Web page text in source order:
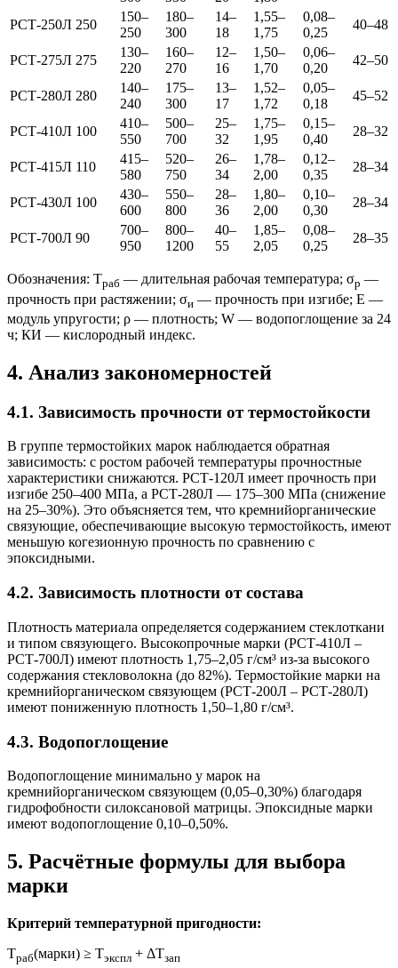
РСТ-250Л 250
150–
250
180–
300
14–
18
1,55–
1,75
0,08–
0,25
40–48
РСТ-275Л 275
130–
220
160–
270
12–
16
1,50–
1,70
0,06–
0,20
42–50
РСТ-280Л 280
140–
240
175–
300
13–
17
1,52–
1,72
0,05–
0,18
45–52
РСТ-410Л 100
410–
550
500–
700
25–
32
1,75–
1,95
0,15–
0,40
28–32
РСТ-415Л 110
415–
580
520–
750
26–
34
1,78–
2,00
0,12–
0,35
28–34
РСТ-430Л 100
430–
600
550–
800
28–
36
1,80–
2,00
0,10–
0,30
28–34
РСТ-700Л 90
700–
950
800–
1200
40–
55
1,85–
2,05
0,08–
0,25
28–35
Обозначения: Tраб — длительная рабочая температура; σр —
прочность при растяжении; σи — прочность при изгибе; E —
модуль упругости; ρ — плотность; W — водопоглощение за 24
ч; КИ — кислородный индекс.
4. Анализ закономерностей
4.1. Зависимость прочности от термостойкости
В группе термостойких марок наблюдается обратная
зависимость: с ростом рабочей температуры прочностные
характеристики снижаются. РСТ-120Л имеет прочность при
изгибе 250–400 МПа, а РСТ-280Л — 175–300 МПа (снижение
на 25–30%). Это объясняется тем, что кремнийорганические
связующие, обеспечивающие высокую термостойкость, имеют
меньшую когезионную прочность по сравнению с
эпоксидными.
4.2. Зависимость плотности от состава
Плотность материала определяется содержанием стеклоткани
и типом связующего. Высокопрочные марки (РСТ-410Л –
РСТ-700Л) имеют плотность 1,75–2,05 г/см³ из-за высокого
содержания стекловолокна (до 82%). Термостойкие марки на
кремнийорганическом связующем (РСТ-200Л – РСТ-280Л)
имеют пониженную плотность 1,50–1,80 г/см³.
4.3. Водопоглощение
Водопоглощение минимально у марок на
кремнийорганическом связующем (0,05–0,30%) благодаря
гидрофобности силоксановой матрицы. Эпоксидные марки
имеют водопоглощение 0,10–0,50%.
5. Расчётные формулы для выбора
марки
Критерий температурной пригодности:
Tраб(марки) ≥ Tэкспл + ΔTзап